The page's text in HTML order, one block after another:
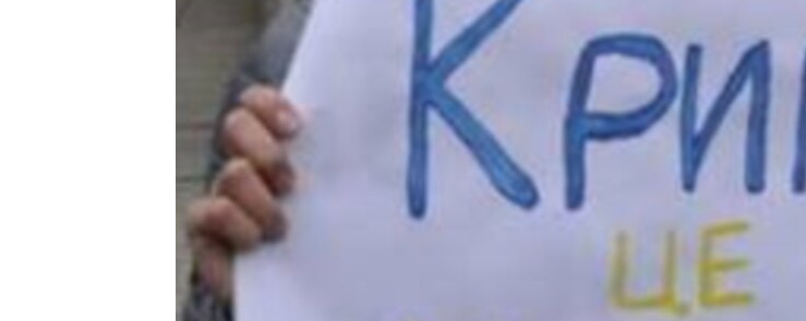
УКРАИНСКАЯ ПРОБЛЕМА КРЫМА